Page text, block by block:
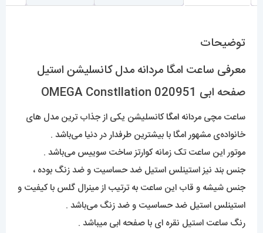
توضیحات
معرفی ساعت امگا مردانه مدل کانسلیشن استیل
صفحه ابی OMEGA Constllation 020951
ساعت مچی مردانه امگاکانسلیشن یکی از جذاب ترین مدل های
خانواده‌ی مشهور امگا با بیشترین طرفدار در دنیا می‌باشد .
موتور این ساعت تک زمانه کوارتز ساخت سوییس می‌باشد .
جنس بند نیز استینلس استیل ضد حساسیت و ضد زنگ بوده ،
جنس شیشه و قاب این ساعت به ترتیب از مینرال گلس با کیفیت و
استینلس استیل ضد حساسیت و ضد زنگ می‌باشد .
رنگ ساعت استیل نقره ای با صفحه ابی میباشد .